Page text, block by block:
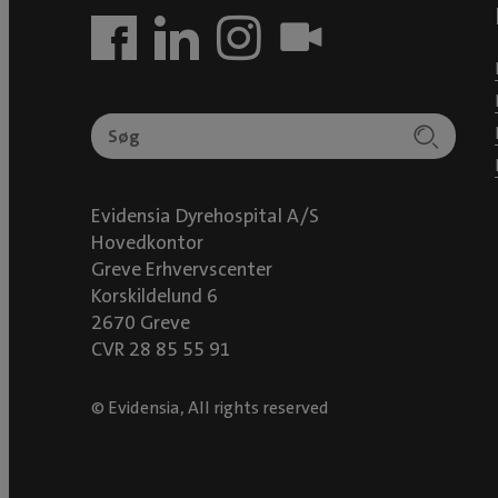
Evidensia Dyrehospital A/S
Hovedkontor
Greve Erhvervscenter
Korskildelund 6
2670 Greve
CVR 28 85 55 91
© Evidensia, All rights reserved